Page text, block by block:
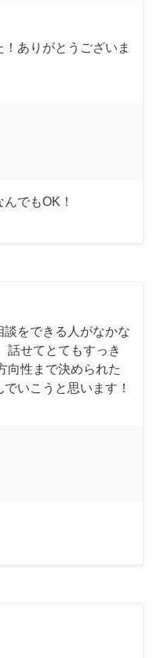
ありがとうございま
でもOK！
をできる人がなかな
話せてとてもすっき
向性まで決められた
いこうと思います！